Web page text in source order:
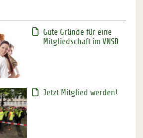
Gute Gründe für eine
Mitgliedschaft im VNSB
Jetzt Mitglied werden!